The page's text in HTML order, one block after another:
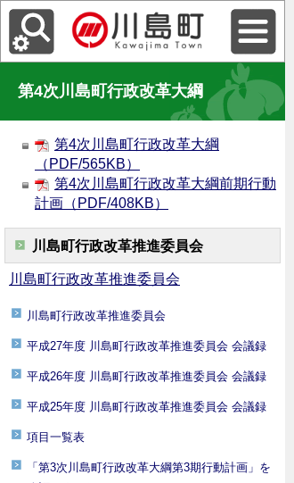
第4次川島町行政改革大綱
第4次川島町行政改革大綱
（PDF/565KB）
第4次川島町行政改革大綱前期行動
計画（PDF/408KB）
川島町行政改革推進委員会
川島町行政改革推進委員会
川島町行政改革推進委員会
平成27年度 川島町行政改革推進委員会 会議録
平成26年度 川島町行政改革推進委員会 会議録
平成25年度 川島町行政改革推進委員会 会議録
項目一覧表
「第3次川島町行政改革大綱第3期行動計画」を